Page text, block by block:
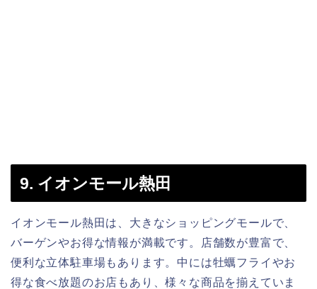
9. イオンモール熱田
イオンモール熱田は、大きなショッピングモールで、
バーゲンやお得な情報が満載です。店舗数が豊富で、
便利な立体駐車場もあります。中には牡蠣フライやお
得な食べ放題のお店もあり、様々な商品を揃えていま